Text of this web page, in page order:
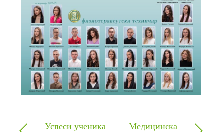
Успеси ученика
Медицинска